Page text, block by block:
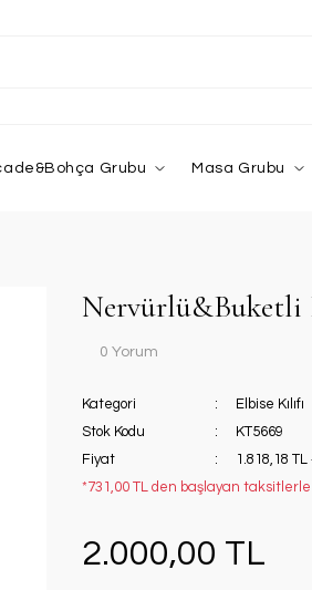
Grubu Masa Grubu
Nervürlü&Buketli
0 Yorum
Kategori
Elbise Kılıfı
Stok Kodu
KT5669
Fiyat
1.818,18 TL
*731,00 TL den başlayan
2.000,00 TL